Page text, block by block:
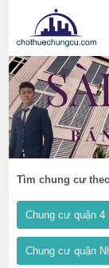
Tìm chung cư
Chung cư quận 4
Chung cư quận